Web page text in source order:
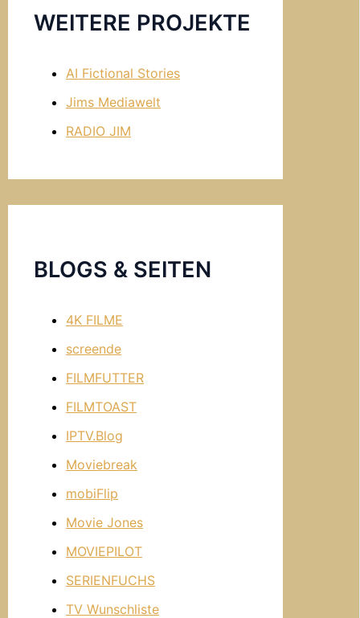
WEITERE PROJEKTE
AI Fictional Stories
Jims Mediawelt
RADIO JIM
BLOGS & SEITEN
4K FILME
screende
FILMFUTTER
FILMTOAST
IPTV.Blog
Moviebreak
mobiFlip
Movie Jones
MOVIEPILOT
SERIENFUCHS
TV Wunschliste